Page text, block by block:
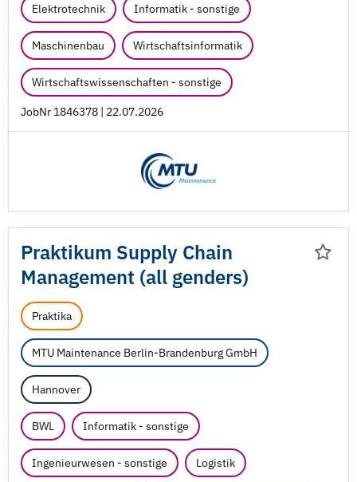
Elektrotechnik Informatik - sonstige
Maschinenbau Wirtschaftsinformatik
Wirtschaftswissenschaften - sonstige
JobNr 1846378 | 22.07.2026
Praktikum Supply Chain
Management (all genders)
Praktika
MTU Maintenance Berlin-Brandenburg GmbH
Hannover
BWL Informatik - sonstige
Ingenieurwesen - sonstige Logistik